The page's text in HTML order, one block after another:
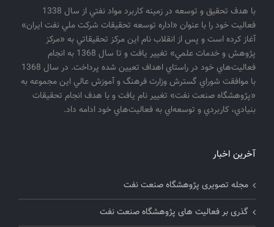
با هدف تحقيق و توسعه در زمينه كاربرد مواد نفتي از سال 1338
فعاليت خود را با عنوان «اداره توسعه تحقيقات شركت ملي نفت ايران»
آغاز كرده است و پس از انقلاب نام اين مركز تحقيقاتي به «مركز
پژوهش و خدمات علمي» تغيير يافت و تا سال 1368 به انجام
فعاليت‌هاي خود در راستاي اهداف تعيين شده پرداخت. در سال 1368
با موافقت شوراي گسترش وزارت فرهنگ و آموزش عالي اين مجموعه به
«پژوهشگاه صنعت نفت» تغيير نام يافت و با هدف انجام تحقيقات
بنيادي، كاربردي و توسعه‌اي به فعاليت‌هاي خود ادامه داد.
آخرین اخبار
مجله تصویری پژوهشگاه صنعت نفت
گذری بر فعالیت های پژوهشگاه صنعت نفت